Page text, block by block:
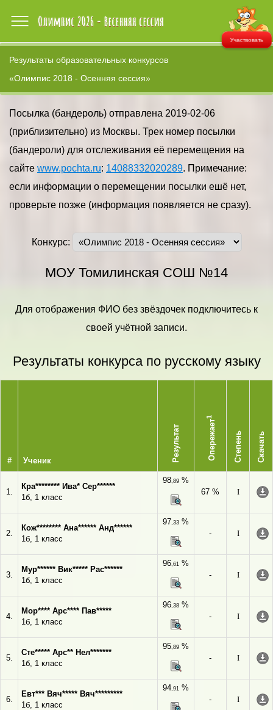
Участвовать
Результаты образовательных конкурсов
«Олимпис 2018 - Осенняя сессия»
Посылка (бандероль) отправлена 2019-02-06
(приблизительно) из Москвы. Трек номер посылки
(бандероли) для отслеживания её перемещения на
сайте www.pochta.ru: 14088332020289. Примечание:
если информации о перемещении посылки ешё нет,
проверьте позже (информация появляется не сразу).
Конкурс:
МОУ Томилинская СОШ №14
Для отображения ФИО без звёздочек подключитесь к
своей учётной записи.
Результаты конкурса по русскому языку
# Ученик Результат Опережает
1
Степень Скачать
1.
Кра******** Ива* Сер******
1б, 1 класс
98,89 %
67 %
I
2.
Кож******** Ана****** Анд******
1б, 1 класс
97,33 %
-
I
3.
Мур****** Вик***** Рас******
1б, 1 класс
96,61 %
-
I
4.
Мор**** Арс**** Пав*****
1б, 1 класс
96,38 %
-
I
5.
Сте***** Арс** Нел*******
1б, 1 класс
95,89 %
-
I
6.
Евт*** Вяч***** Вяч*********
1б, 1 класс
94,91 %
-
I